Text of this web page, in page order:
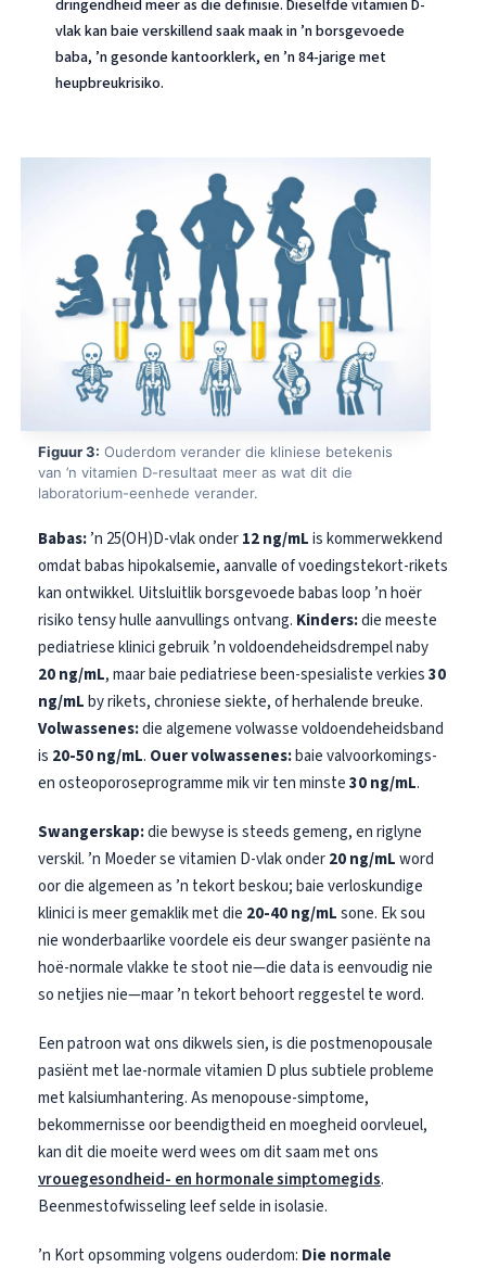
dringendheid meer as die definisie. Dieselfde vitamien D-
vlak kan baie verskillend saak maak in ’n borsgevoede
baba, ’n gesonde kantoorklerk, en ’n 84-jarige met
heupbreukrisiko.
Figuur 3: Ouderdom verander die kliniese betekenis
van ’n vitamien D-resultaat meer as wat dit die
laboratorium-eenhede verander.
Babas:’n 25(OH)D-vlak onder12 ng/mLis kommerwekkend
omdat babas hipokalsemie, aanvalle of voedingstekort-rikets
kan ontwikkel. Uitsluitlik borsgevoede babas loop ’n hoër
risiko tensy hulle aanvullings ontvang. Kinders:die meeste
pediatriese klinici gebruik ’n voldoendeheidsdrempel naby
20 ng/mL, maar baie pediatriese been-spesialiste verkies30
ng/mLby rikets, chroniese siekte, of herhalende breuke.
Volwassenes:die algemene volwasse voldoendeheidsband
is 20-50 ng/mL. Ouer volwassenes:baie valvoorkomings-
en osteoporoseprogramme mik vir ten minste30 ng/mL.
Swangerskap:die bewyse is steeds gemeng, en riglyne
verskil. ’n Moeder se vitamien D-vlak onder20 ng/mLword
oor die algemeen as ’n tekort beskou; baie verloskundige
klinici is meer gemaklik met die 20-40 ng/mLsone. Ek sou
nie wonderbaarlike voordele eis deur swanger pasiënte na
hoë-normale vlakke te stoot nie—die data is eenvoudig nie
so netjies nie—maar ’n tekort behoort reggestel te word.
Een patroon wat ons dikwels sien, is die postmenopousale
pasiënt met lae-normale vitamien D plus subtiele probleme
met kalsiumhantering. As menopouse-simptome,
bekommernisse oor beendigtheid en moegheid oorvleuel,
kan dit die moeite werd wees om dit saam met ons
vrouegesondheid- en hormonale simptomegids.
Beenmestofwisseling leef selde in isolasie.
’n Kort opsomming volgens ouderdom: Die normale